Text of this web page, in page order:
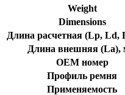
Weight
Dimensions
Длина расчетная (Lp, Ld,
Длина внешняя (La),
OEM номер
Профиль ремня
Применяемость